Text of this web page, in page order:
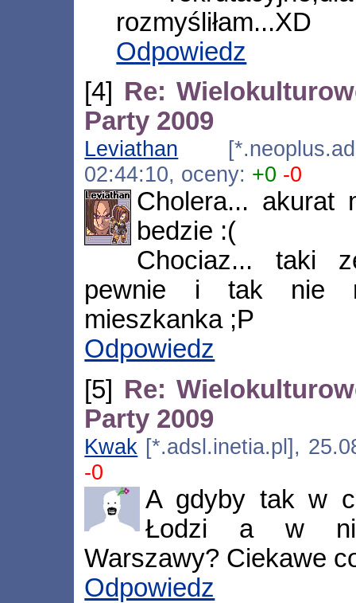
rozmyśliłam...XD
Odpowiedz
[4] Re:
Party 2009
Leviathan
02:44:10, oceny: +0 -0
Cholera... akurat
bedzie :(
Chociaz... taki
pewnie i tak nie
mieszkanka ;P
Odpowiedz
[5] Re:
Party 2009
Kwak [*.adsl.inetia.pl],
-0
A gdyby tak w
Łodzi a w
Warszawy? Ciekawe
Odpowiedz